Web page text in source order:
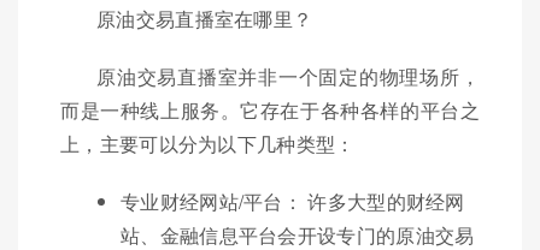
原油交易直播室在哪里？
原油交易直播室并非一个固定的物理场所，
而是一种线上服务。它存在于各种各样的平台之
上，主要可以分为以下几种类型：
专业财经网站/平台： 许多大型的财经网
站、金融信息平台会开设专门的原油交易